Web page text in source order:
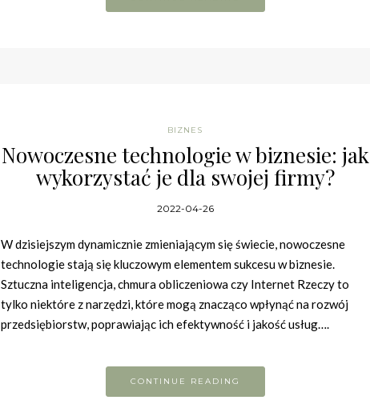
BIZNES
Nowoczesne technologie w biznesie: jak
wykorzystać je dla swojej firmy?
2022-04-26
W dzisiejszym dynamicznie zmieniającym się świecie, nowoczesne
technologie stają się kluczowym elementem sukcesu w biznesie.
Sztuczna inteligencja, chmura obliczeniowa czy Internet Rzeczy to
tylko niektóre z narzędzi, które mogą znacząco wpłynąć na rozwój
przedsiębiorstw, poprawiając ich efektywność i jakość usług….
CONTINUE READING